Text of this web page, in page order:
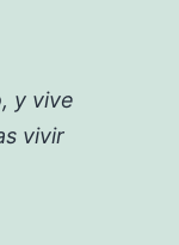
y vive
vivir